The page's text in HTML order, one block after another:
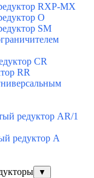
RXP-MX
О
SM
СR
RR
редуктор AR/1
редуктор А
▼